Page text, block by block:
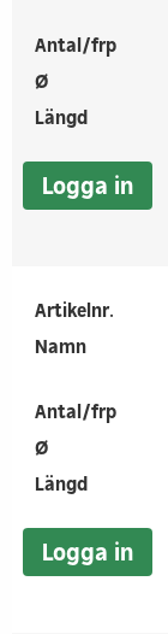
Antal/frp
Ø
Längd
Logga in
Artikelnr.
Namn
Antal/frp
Ø
Längd
Logga in